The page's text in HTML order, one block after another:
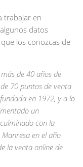
trabajar en
datos
los conozcas de
de 40 años de
70 puntos de venta
en 1972, y a lo
un
con la
en el año
la venta online de